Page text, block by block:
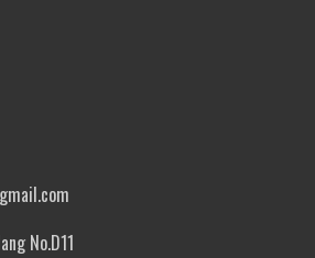
No.D11